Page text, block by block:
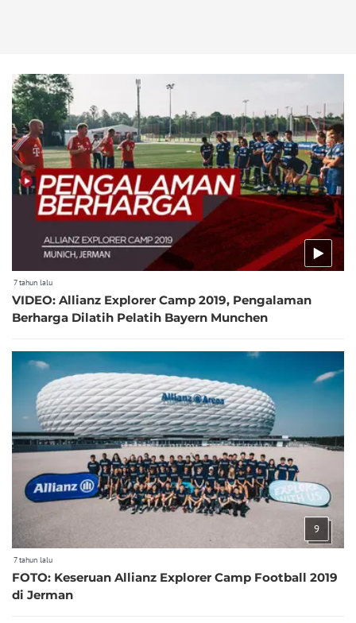
7 tahun lalu
VIDEO: Allianz Explorer Camp 2019, Pengalaman
Berharga Dilatih Pelatih Bayern Munchen
9
7 tahun lalu
FOTO: Keseruan Allianz Explorer Camp Football 2019
di Jerman